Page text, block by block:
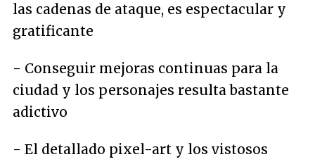
las cadenas de ataque, es espectacular y
gratificante
- Conseguir mejoras continuas para la
ciudad y los personajes resulta bastante
adictivo
- El detallado pixel-art y los vistosos